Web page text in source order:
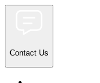
Contact Us